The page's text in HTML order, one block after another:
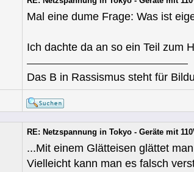
Mal eine dume Frage: Was ist
Ich dachte da an so ein Teil zum
Das B in Rassismus steht für
RE: Netzspannung in Tokyo - Geräte mit
...Mit einem Glätteisen glättet
Vielleicht kann man es falsch